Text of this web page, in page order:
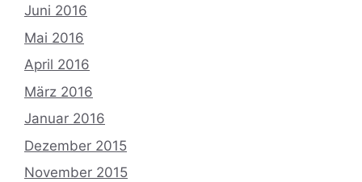
Juni 2016
Mai 2016
April 2016
März 2016
Januar 2016
Dezember 2015
November 2015